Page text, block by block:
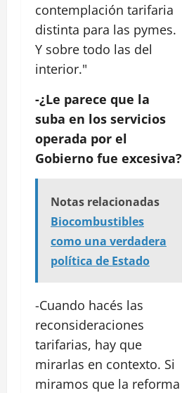
contemplación tarifaria
distinta para las pymes.
Y sobre todo las del
interior."
-¿Le parece que la
suba en los servicios
operada por el
Gobierno fue excesiva?
Notas relacionadas
Biocombustibles
como una verdadera
política de Estado
-Cuando hacés las
reconsideraciones
tarifarias, hay que
mirarlas en contexto. Si
miramos que la reforma